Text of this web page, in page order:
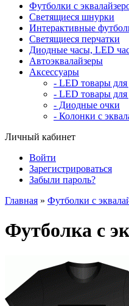
Футболки с
Светящиеся шнурки
Интерактивные
Светящиеся перчатки
Диодные часы, LED
Автоэквалайзеры
Аксессуары
- LED товары для
- LED товары для
- Диодные очки
- Колонки с
Личный кабинет
Войти
Зарегистрироваться
Забыли пароль?
Главная » Футболки с
Футболка с